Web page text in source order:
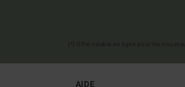
AIDE